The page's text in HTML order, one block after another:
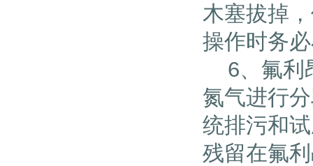
木塞拔掉
操作时务
6、氟利
氮气进行
统排污和
残留在氟